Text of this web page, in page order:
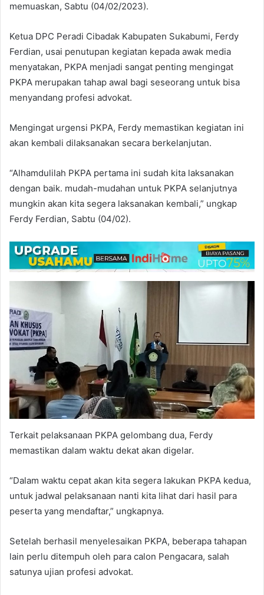
memuaskan, Sabtu (04/02/2023).
Ketua DPC Peradi Cibadak Kabupaten Sukabumi, Ferdy
Ferdian, usai penutupan kegiatan kepada awak media
menyatakan, PKPA menjadi sangat penting mengingat
PKPA merupakan tahap awal bagi seseorang untuk bisa
menyandang profesi advokat.
Mengingat urgensi PKPA, Ferdy memastikan kegiatan ini
akan kembali dilaksanakan secara berkelanjutan.
“Alhamdulilah PKPA pertama ini sudah kita laksanakan
dengan baik. mudah-mudahan untuk PKPA selanjutnya
mungkin akan kita segera laksanakan kembali,” ungkap
Ferdy Ferdian, Sabtu (04/02).
Terkait pelaksanaan PKPA gelombang dua, Ferdy
memastikan dalam waktu dekat akan digelar.
“Dalam waktu cepat akan kita segera lakukan PKPA kedua,
untuk jadwal pelaksanaan nanti kita lihat dari hasil para
peserta yang mendaftar,” ungkapnya.
Setelah berhasil menyelesaikan PKPA, beberapa tahapan
lain perlu ditempuh oleh para calon Pengacara, salah
satunya ujian profesi advokat.